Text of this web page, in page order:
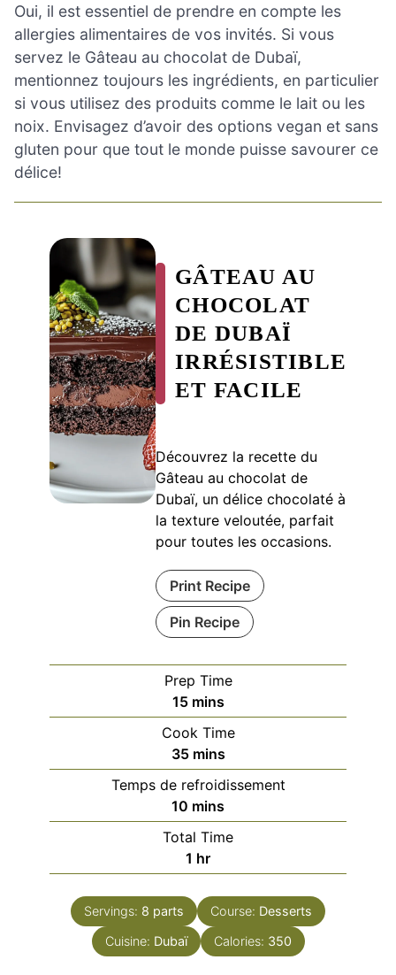
Oui, il est essentiel de prendre en compte les
allergies alimentaires de vos invités. Si vous
servez le Gâteau au chocolat de Dubaï,
mentionnez toujours les ingrédients, en particulier
si vous utilisez des produits comme le lait ou les
noix. Envisagez d’avoir des options vegan et sans
gluten pour que tout le monde puisse savourer ce
délice!
GÂTEAU AU
CHOCOLAT
DE DUBAÏ
IRRÉSISTIBLE
ET FACILE
Découvrez la recette du
Gâteau au chocolat de
Dubaï, un délice chocolaté à
la texture veloutée, parfait
pour toutes les occasions.
Print Recipe
Pin Recipe
Prep Time
15minutes
mins
Cook Time
35minutes
mins
Temps de refroidissement
10 minutes
mins
Total Time
1 hour
hr
Servings: 8 parts Course: Desserts
Cuisine: Dubaï Calories: 350